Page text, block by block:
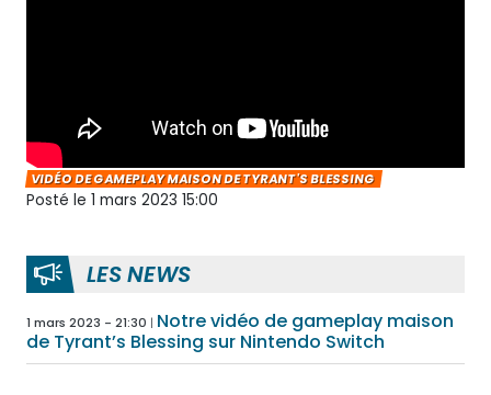
VIDÉO DE GAMEPLAY MAISON DE TYRANT'S BLESSING
Posté le 1 mars 2023 15:00
LES NEWS
1 mars 2023 - 21:30
Notre vidéo de gameplay maison
de Tyrant’s Blessing sur Nintendo Switch